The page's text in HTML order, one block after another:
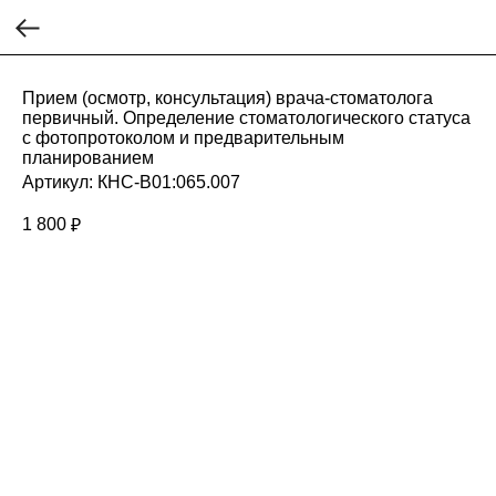
Прием (осмотр, консультация) врача-стоматолога
первичный. Определение стоматологического статуса
с фотопротоколом и предварительным
планированием
Артикул: КНС-В01:065.007
1 800 ₽